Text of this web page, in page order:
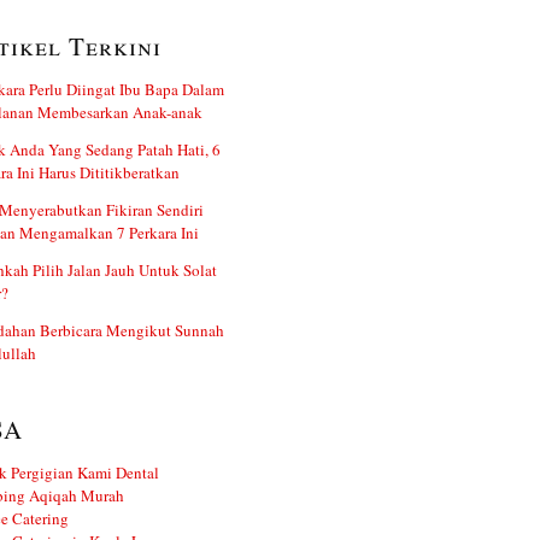
Terkini
Perlu Diingat Ibu Bapa Dalam
Membesarkan Anak-anak
Anda Yang Sedang Patah Hati, 6
Ini Harus Dititikberatkan
Fikiran Sendiri
Mengamalkan 7 Perkara Ini
Pilih Jalan Jauh Untuk Solat
Berbicara Mengikut Sunnah
Pergigian Kami Dental
Aqiqah Murah
Catering